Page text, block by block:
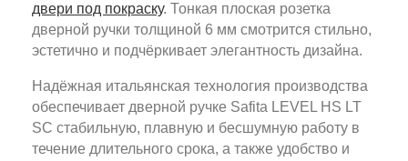
двери под покраску. Тонкая плоская розетка
дверной ручки толщиной 6 мм смотрится стильно,
эстетично и подчёркивает элегантность дизайна.
Надёжная итальянская технология производства
обеспечивает дверной ручке Safita LEVEL HS LT
SC стабильную, плавную и бесшумную работу в
течение длительного срока, а также удобство и